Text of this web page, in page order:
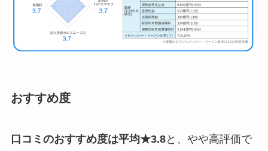
おすすめ度
口コミのおすすめ度は平均★3.8と、やや高評価で